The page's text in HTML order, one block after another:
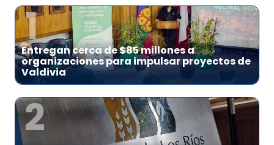
1
Entregan cerca de $85 millones a
organizaciones para impulsar proyectos de
Valdivia
2